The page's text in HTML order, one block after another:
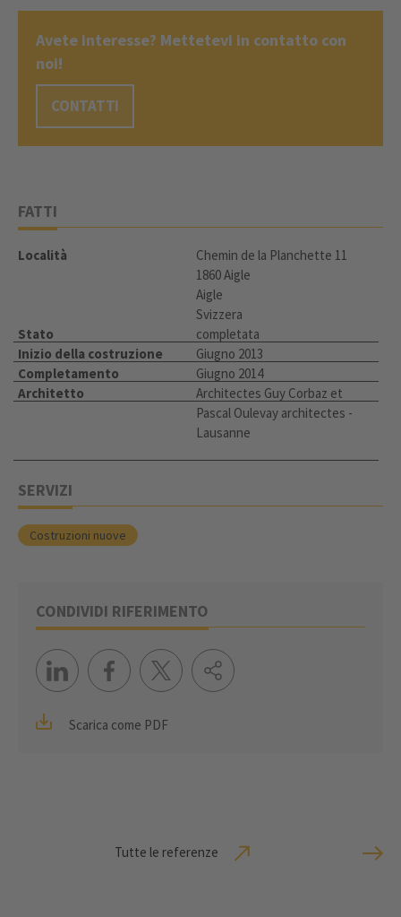
Avete interesse? Mettetevi in contatto con
noi!
CONTATTI
FATTI
Località
Chemin de la Planchette 11
1860 Aigle
Aigle
Svizzera
Stato
completata
Inizio della costruzione
Giugno 2013
Completamento
Giugno 2014
Architetto
Architectes Guy Corbaz et
Pascal Oulevay architectes -
Lausanne
SERVIZI
Costruzioni nuove
CONDIVIDI RIFERIMENTO
Scarica come PDF
Tutte le referenze